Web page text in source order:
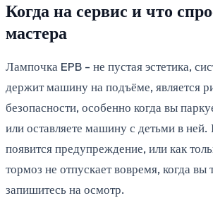
Когда на сервис и что
мастера
Лампочка EPB - не пустая эстетика,
держит машину на подъёме, является
безопасности, особенно когда вы
или оставляете машину с детьми в ней.
появится предупреждение, или как
тормоз не отпускает вовремя, когда вы
запишитесь на осмотр.